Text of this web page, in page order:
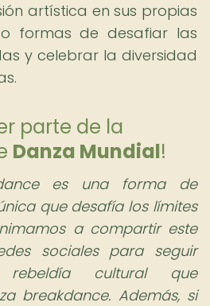
artística en sus propias
formas de desafiar las
y celebrar la diversidad
parte de la
Danza Mundial!
es una forma de
que desafía los límites
a compartir este
sociales para seguir
cultural que
breakdance. Además, si